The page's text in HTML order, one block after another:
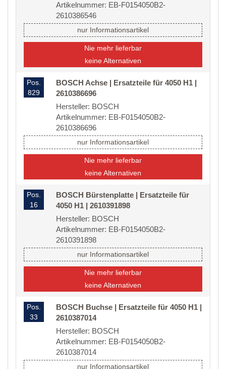
Artikelnummer: EB-F0154050B2-
2610386546
nur Informationsartikel
Nie mehr lieferbar
keine Alternativen
Pos.
829
BOSCH Achse | Ersatzteile für 4050 H1 |
2610386696
Hersteller: BOSCH
Artikelnummer: EB-F0154050B2-
2610386696
nur Informationsartikel
Nie mehr lieferbar
keine Alternativen
Pos.
16
BOSCH Bürstenplatte | Ersatzteile für
4050 H1 | 2610391898
Hersteller: BOSCH
Artikelnummer: EB-F0154050B2-
2610391898
nur Informationsartikel
Nie mehr lieferbar
keine Alternativen
Pos.
33
BOSCH Buchse | Ersatzteile für 4050 H1 |
2610387014
Hersteller: BOSCH
Artikelnummer: EB-F0154050B2-
2610387014
nur Informationsartikel